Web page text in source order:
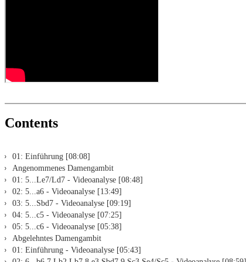
Contents
01: Einführung [08:08]
Angenommenes Damengambit
01: 5...Le7/Ld7 - Videoanalyse [08:48]
02: 5...a6 - Videoanalyse [13:49]
03: 5...Sbd7 - Videoanalyse [09:19]
04: 5...c5 - Videoanalyse [07:25]
05: 5...c6 - Videoanalyse [05:38]
Abgelehntes Damengambit
01: Einführung - Videoanalyse [05:43]